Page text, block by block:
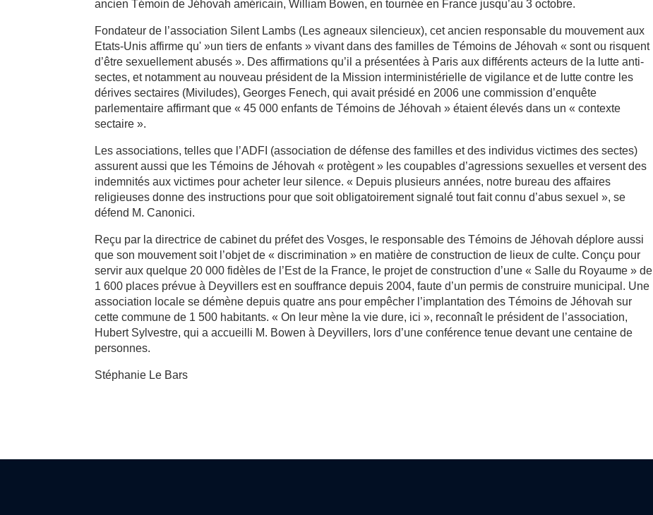
ancien Témoin de Jéhovah américain, William Bowen, en tournée en France jusqu’au 3 octobre.
Fondateur de l’association Silent Lambs (Les agneaux silencieux), cet ancien responsable du mouvement aux
Etats-Unis affirme qu' »un tiers de enfants » vivant dans des familles de Témoins de Jéhovah « sont ou risquent
d’être sexuellement abusés ». Des affirmations qu’il a présentées à Paris aux différents acteurs de la lutte anti-
sectes, et notamment au nouveau président de la Mission interministérielle de vigilance et de lutte contre les
dérives sectaires (Miviludes), Georges Fenech, qui avait présidé en 2006 une commission d’enquête
parlementaire affirmant que « 45 000 enfants de Témoins de Jéhovah » étaient élevés dans un « contexte
sectaire ».
Les associations, telles que l’ADFI (association de défense des familles et des individus victimes des sectes)
assurent aussi que les Témoins de Jéhovah « protègent » les coupables d’agressions sexuelles et versent des
indemnités aux victimes pour acheter leur silence. « Depuis plusieurs années, notre bureau des affaires
religieuses donne des instructions pour que soit obligatoirement signalé tout fait connu d’abus sexuel », se
défend M. Canonici.
Reçu par la directrice de cabinet du préfet des Vosges, le responsable des Témoins de Jéhovah déplore aussi
que son mouvement soit l’objet de « discrimination » en matière de construction de lieux de culte. Conçu pour
servir aux quelque 20 000 fidèles de l’Est de la France, le projet de construction d’une « Salle du Royaume » de
1 600 places prévue à Deyvillers est en souffrance depuis 2004, faute d’un permis de construire municipal. Une
association locale se démène depuis quatre ans pour empêcher l’implantation des Témoins de Jéhovah sur
cette commune de 1 500 habitants. « On leur mène la vie dure, ici », reconnaît le président de l’association,
Hubert Sylvestre, qui a accueilli M. Bowen à Deyvillers, lors d’une conférence tenue devant une centaine de
personnes.
Stéphanie Le Bars